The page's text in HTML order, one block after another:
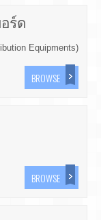
ร์ด
Equipments)
BROWSE
BROWSE